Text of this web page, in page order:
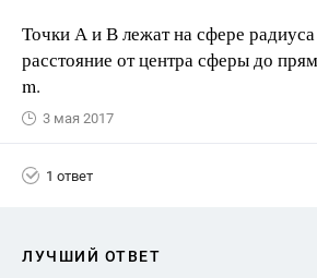
Точки А и В лежат на сфере
расстояние от центра сферы до
m.
3 мая 2017
1 ответ
ЛУЧШИЙ ОТВЕТ